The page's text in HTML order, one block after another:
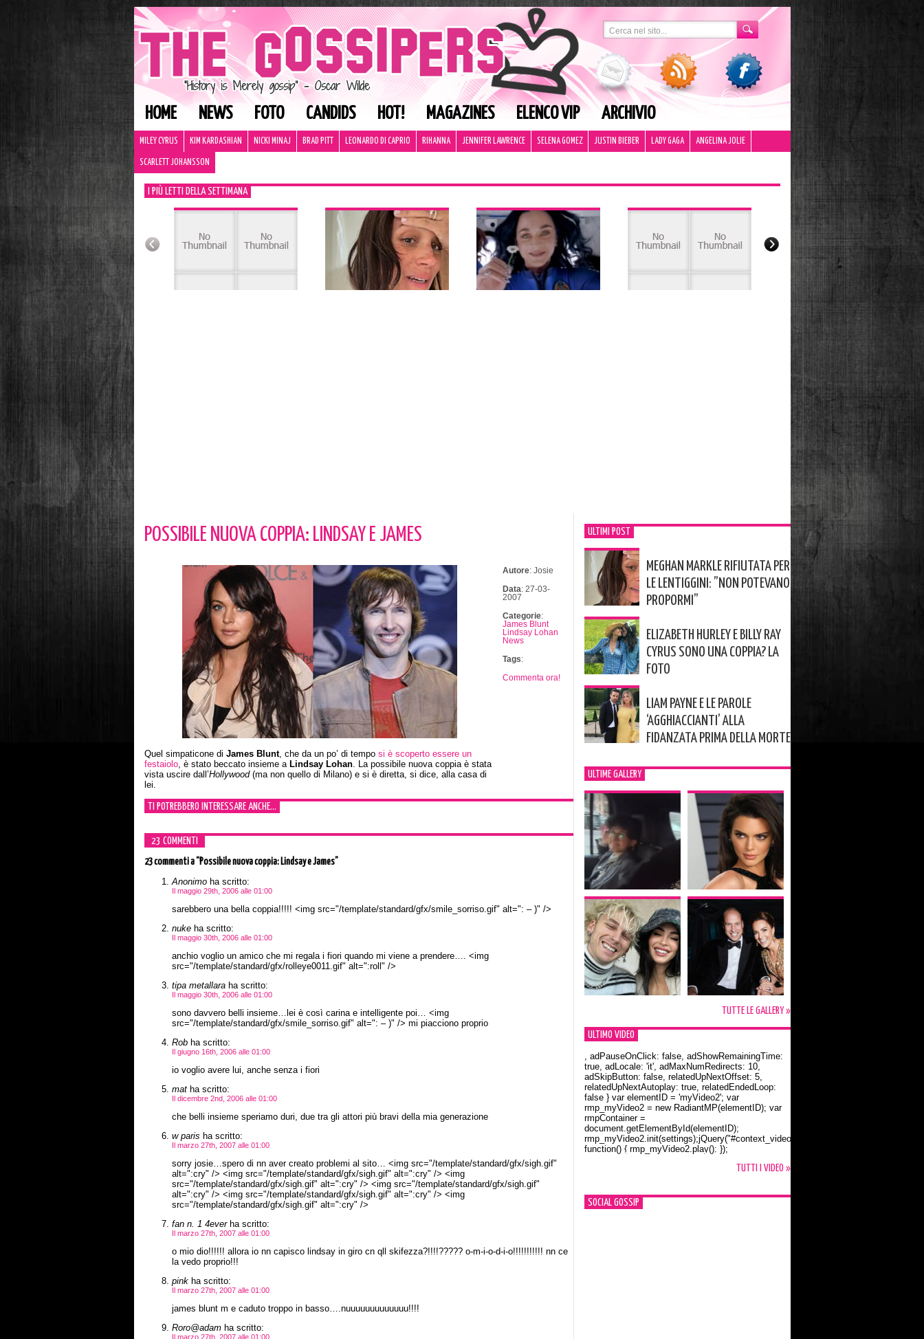
HOME NEWS FOTO CANDIDS HOT! MAGAZINES ELENCO VIP ARCHIVIO
MILEY CYRUS KIM KARDASHIAN NICKI MINAJ BRAD PITT LEONARDO DI CAPRIO RIHANNA JENNIFER LAWRENCE SELENA GOMEZ JUSTIN BIEBER LADY GAGA ANGELINA JOLIE
SCARLETT JOHANSSON
I PIÙ LETTI DELLA SETTIMANA
POSSIBILE NUOVA COPPIA: LINDSAY E JAMES
Quel simpaticone di James Blunt, che da un po’ di tempo si è scoperto essere un
festaiolo, è stato beccato insieme a Lindsay Lohan. La possibile nuova coppia è stata
vista uscire dall’Hollywood(ma non quello di Milano) e si è diretta, si dice, alla casa di
lei.
Autore: Josie
Data: 27-03-
2007
Categorie:
James Blunt
Lindsay Lohan
News
Tags:
Commenta ora!
TI POTREBBERO INTERESSARE ANCHE...
23 COMMENTI
23 commentia “Possibile nuova coppia: Lindsay e James”
Anonimoha scritto:
Il maggio 29th, 2006 alle 01:00
sarebbero una bella coppia!!!!! <img src="/template/standard/gfx/smile_sorriso.gif" alt=": – )" />
nukeha scritto:
Il maggio 30th, 2006 alle 01:00
anchio voglio un amico che mi regala i fiori quando mi viene a prendere…. <img
src="/template/standard/gfx/rolleye0011.gif" alt=":roll" />
tipa metallaraha scritto:
Il maggio 30th, 2006 alle 01:00
sono davvero belli insieme…lei è così carina e intelligente poi… <img
src="/template/standard/gfx/smile_sorriso.gif" alt=": – )" /> mi piacciono proprio
Robha scritto:
Il giugno 16th, 2006 alle 01:00
io voglio avere lui, anche senza i fiori
matha scritto:
Il dicembre 2nd, 2006 alle 01:00
che belli insieme speriamo duri, due tra gli attori più bravi della mia generazione
w paris ha scritto:
Il marzo 27th, 2007 alle 01:00
sorry josie…spero di nn aver creato problemi al sito… <img src="/template/standard/gfx/sigh.gif"
alt=":cry" /> <img src="/template/standard/gfx/sigh.gif" alt=":cry" /> <img
src="/template/standard/gfx/sigh.gif" alt=":cry" /> <img src="/template/standard/gfx/sigh.gif"
alt=":cry" /> <img src="/template/standard/gfx/sigh.gif" alt=":cry" /> <img
src="/template/standard/gfx/sigh.gif" alt=":cry" />
fan n. 1 4everha scritto:
Il marzo 27th, 2007 alle 01:00
o mio dio!!!!!! allora io nn capisco lindsay in giro cn qll skifezza?!!!!????? o-m-i-o-d-i-o!!!!!!!!!!! nn ce
la vedo proprio!!!
pinkha scritto:
Il marzo 27th, 2007 alle 01:00
james blunt m e caduto troppo in basso….nuuuuuuuuuuuuu!!!!
Roro@adamha scritto:
Il marzo 27th, 2007 alle 01:00
ULTIMI POST
MEGHAN MARKLE RIFIUTATA PER
LE LENTIGGINI: ”NON POTEVANO
PROPORMI”
ELIZABETH HURLEY E BILLY RAY
CYRUS SONO UNA COPPIA? LA
FOTO
LIAM PAYNE E LE PAROLE
‘AGGHIACCIANTI’ ALLA
FIDANZATA PRIMA DELLA MORTE
ULTIME GALLERY
TUTTE LE GALLERY »
ULTIMO VIDEO
Orlando Bloom e la t-shirt dedicata a Flynn
, adPauseOnClick: false, adShowRemainingTime:
true, adLocale: 'it', adMaxNumRedirects: 10,
adSkipButton: false, relatedUpNextOffset: 5,
relatedUpNextAutoplay: true, relatedEndedLoop:
false } var elementID = 'myVideo2'; var
rmp_myVideo2 = new RadiantMP(elementID); var
rmpContainer =
document.getElementById(elementID);
rmp_myVideo2.init(settings);jQuery("#context_video2").one("mouseover",
function() { rmp_myVideo2.play(); });
TUTTI I VIDEO »
SOCIAL GOSSIP